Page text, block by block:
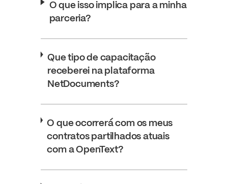
O que isso implica para a minha
parceria?
Que tipo de capacitação
receberei na plataforma
NetDocuments?
O que ocorrerá com os meus
contratos partilhados atuais
com a OpenText?